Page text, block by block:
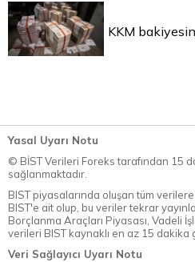
KKM
Yasal Uyarı Notu
© BİST Verileri Foreks tarafından 15
sağlanmaktadır.
BIST piyasalarında oluşan tüm
BIST'e ait olup, bu veriler tekrar
Borçlanma Araçları Piyasası, Vadeli
verileri BIST kaynaklı en az 15 dakika
Veri Sağlayıcı Uyarı Notu